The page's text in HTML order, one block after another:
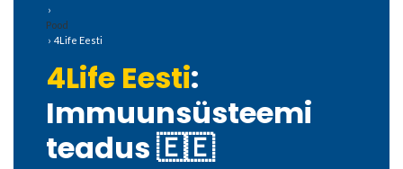
›
Pood
› 4Life Eesti
4Life Eesti:
Immuunsüsteemi
teadus 🇪🇪